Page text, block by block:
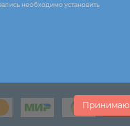
Принимаю
необходимо установить